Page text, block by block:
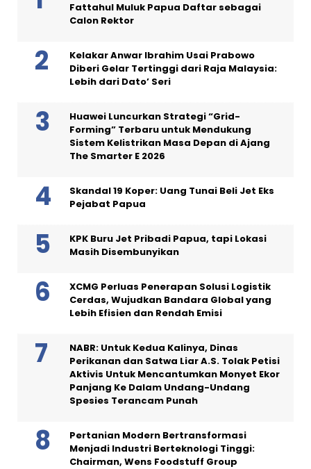
Fattahul Muluk Papua Daftar sebagai
Calon Rektor
Kelakar Anwar Ibrahim Usai Prabowo
Diberi Gelar Tertinggi dari Raja Malaysia:
Lebih dari Dato’ Seri
Huawei Luncurkan Strategi “Grid-
Forming” Terbaru untuk Mendukung
Sistem Kelistrikan Masa Depan di Ajang
The Smarter E 2026
Skandal 19 Koper: Uang Tunai Beli Jet Eks
Pejabat Papua
KPK Buru Jet Pribadi Papua, tapi Lokasi
Masih Disembunyikan
XCMG Perluas Penerapan Solusi Logistik
Cerdas, Wujudkan Bandara Global yang
Lebih Efisien dan Rendah Emisi
NABR: Untuk Kedua Kalinya, Dinas
Perikanan dan Satwa Liar A.S. Tolak Petisi
Aktivis Untuk Mencantumkan Monyet Ekor
Panjang Ke Dalam Undang-Undang
Spesies Terancam Punah
Pertanian Modern Bertransformasi
Menjadi Industri Berteknologi Tinggi:
Chairman, Wens Foodstuff Group